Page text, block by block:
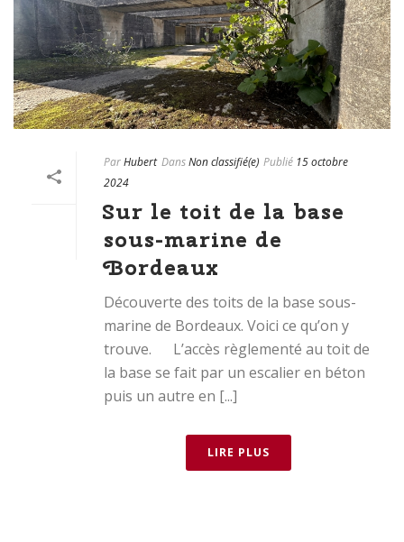
ParHubert DansNon classifié(e) Publié 15 octobre
2024
Sur le toit de la base
sous-marine de
Bordeaux
Découverte des toits de la base sous-
marine de Bordeaux. Voici ce qu’on y
trouve. L’accès règlementé au toit de
la base se fait par un escalier en béton
puis un autre en [...]
LIRE PLUS